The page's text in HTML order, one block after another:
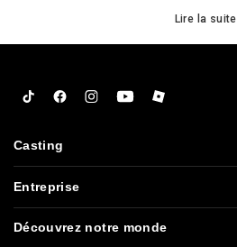
Lire la suite
TiktokFacebookInstagram
YouTubeRoblox
Casting
Entreprise
Découvrez notre monde